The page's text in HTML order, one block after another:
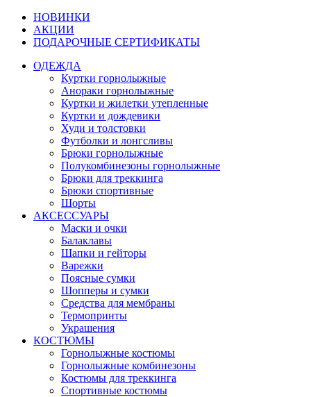
НОВИНКИ
АКЦИИ
ПОДАРОЧНЫЕ СЕРТИФИКАТЫ
ОДЕЖДА
Куртки горнолыжные
Анораки горнолыжные
Куртки и жилетки утепленные
Куртки и дождевики
Худи и толстовки
Футболки и лонгсливы
Брюки горнолыжные
Полукомбинезоны горнолыжные
Брюки для треккинга
Брюки спортивные
Шорты
АКСЕССУАРЫ
Маски и очки
Балаклавы
Шапки и гейторы
Варежки
Поясные сумки
Шопперы и сумки
Средства для мембраны
Термопринты
Украшения
КОСТЮМЫ
Горнолыжные костюмы
Горнолыжные комбинезоны
Костюмы для треккинга
Спортивные костюмы